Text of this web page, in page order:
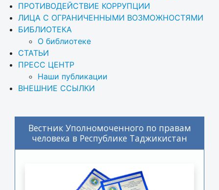
ПРОТИВОДЕЙСТВИЕ КОРРУПЦИИ
ЛИЦА С ОГРАНИЧЕННЫМИ ВОЗМОЖНОСТЯМИ
БИБЛИОТЕКА
О библиотеке
СТАТЬИ
ПРЕСС ЦЕНТР
Наши публикации
ВНЕШНИЕ ССЫЛКИ
Вестник Уполномоченного по правам
человека в Республике Таджикистан